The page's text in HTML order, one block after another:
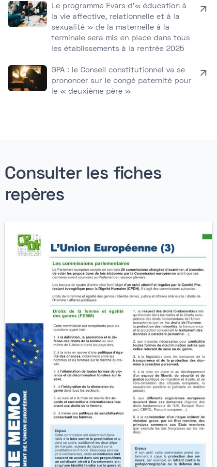
Le programme Evars d’« éducation à
la vie affective, relationnelle et à la
sexualité » de la maternelle à la
terminale sera mis en place dans tous
les établissements à la rentrée 2025
GPA : le Conseil constitutionnel va se
prononcer sur le congé paternité pour
le « deuxième père »
Consulter les fiches
repères